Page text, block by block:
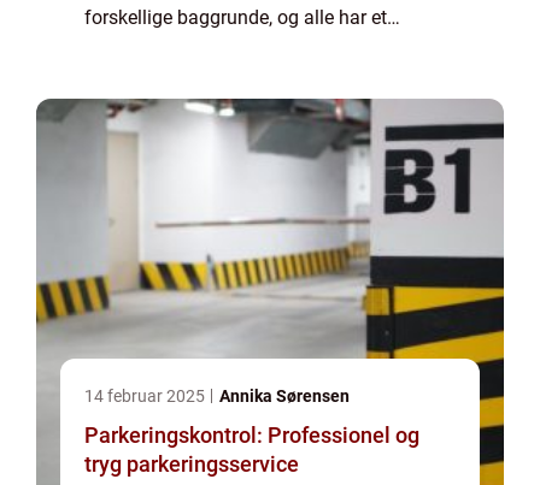
forskellige baggrunde, og alle har et
bl...
14 februar 2025 Annika Sørensen
Parkeringskontrol: Professionel og
tryg parkeringsservice